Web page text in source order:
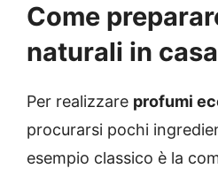
Come
naturali in casa
Per realizzare profumi
procurarsi pochi
esempio classico è la